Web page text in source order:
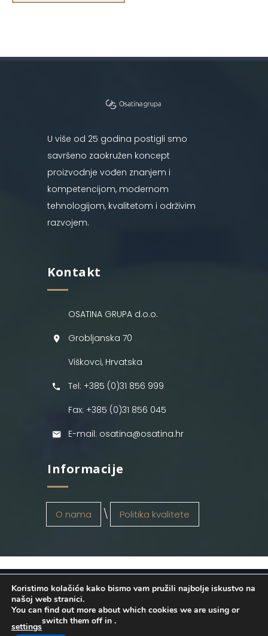
U više od 25 godina postigli smo
savršeno zaokružen koncept
proizvodnje vođen znanjem i
kompetencijom, modernom
tehnologijom, kvalitetom i održivim
razvojem.
Kontakt
OSATINA GRUPA d.o.o.
Grobljanska 70
Viškovci, Hrvatska
Tel: +385 (0)31 856 999
Fax: +385 (0)31 856 045
E-mail: osatina@osatina.hr
Informacije
O nama Politika kvalitete
OSATINA GRUPA d.o.o. 2026
. Configured
byINFOS Osijek. Sva prava pridržana.
Koristimo kolačiće kako bismo vam pružili najbolje iskustvo na
našoj web stranici.
You can find out more about which cookies we are using or
switch them off in
settings
.